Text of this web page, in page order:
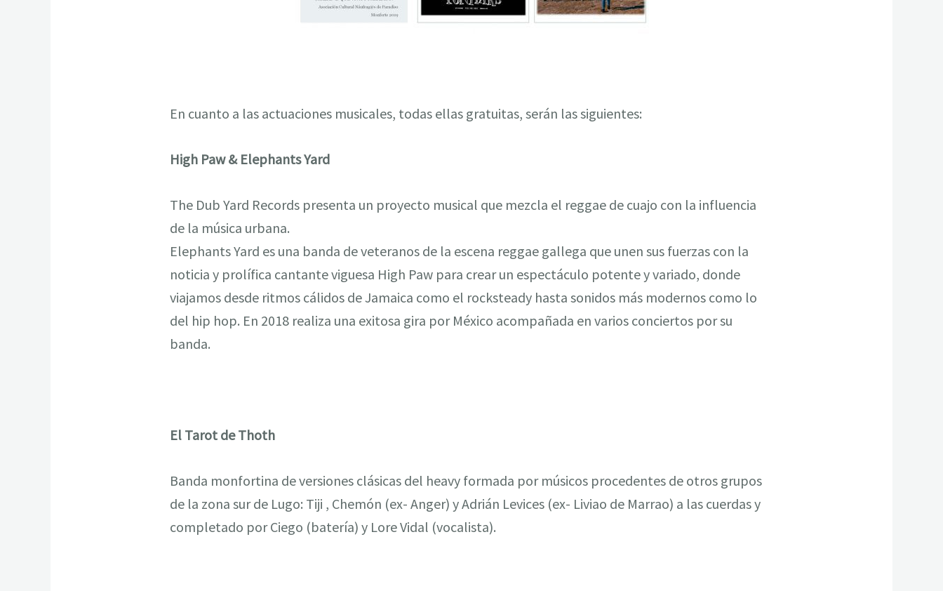
En cuanto a las actuaciones musicales, todas ellas gratuitas, serán las siguientes:
High Paw & Elephants Yard
The Dub Yard Records presenta un proyecto musical que mezcla el reggae de cuajo con la influencia
de la música urbana.
Elephants Yard es una banda de veteranos de la escena reggae gallega que unen sus fuerzas con la
noticia y prolífica cantante viguesa High Paw para crear un espectáculo potente y variado, donde
viajamos desde ritmos cálidos de Jamaica como el rocksteady hasta sonidos más modernos como lo
del hip hop. En 2018 realiza una exitosa gira por México acompañada en varios conciertos por su
banda.
El Tarot de Thoth
Banda monfortina de versiones clásicas del heavy formada por músicos procedentes de otros grupos
de la zona sur de Lugo: Tiji , Chemón (ex- Anger) y Adrián Levices (ex- Liviao de Marrao) a las cuerdas y
completado por Ciego (batería) y Lore Vidal (vocalista).